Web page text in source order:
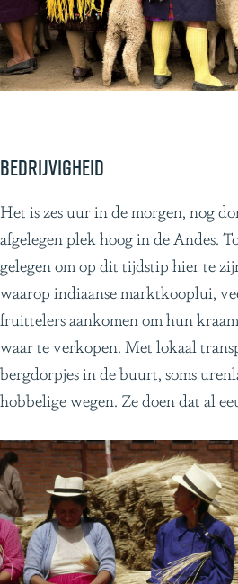
Bedrijvigheid
Het is zes uur in de morgen, nog
afgelegen plek hoog in de Andes.
gelegen om op dit tijdstip hier te
waarop indiaanse marktkooplui,
fruittelers aankomen om hun
waar te verkopen. Met lokaal
bergdorpjes in de buurt, soms
hobbelige wegen. Ze doen dat al